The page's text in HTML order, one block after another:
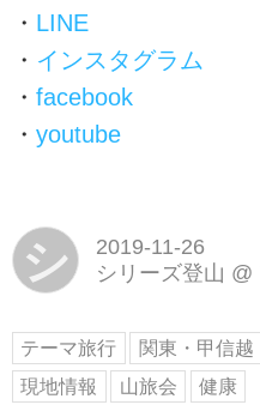
・ LINE
・ インスタグラム
・ facebook
・ youtube
シ
2019-11-26
シリーズ登山 @
テーマ旅行 関東・甲信越
現地情報
山旅会 健康